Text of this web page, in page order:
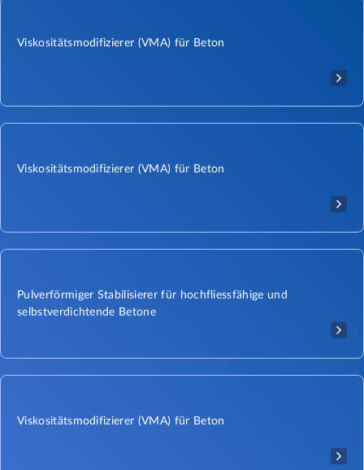
Viskositätsmodifizierer (VMA) für Beton
Viskositätsmodifizierer (VMA) für Beton
Pulverförmiger Stabilisierer für hochfliessfähige und
selbstverdichtende Betone
Viskositätsmodifizierer (VMA) für Beton